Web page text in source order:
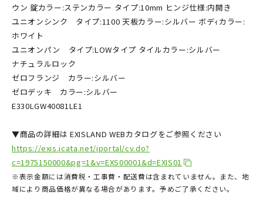
ウン 錠カラー:ステンカラー タイプ:10mm ヒンジ仕様:内開き
ユニオンシンク タイプ:1100 天板カラー:シルバー ボデｨカラー:
ホワイト
ユニオンパン タイプ:LOWタイプ タイルカラー:シルバー
ナチュラルロック
ゼロフランジ カラー:シルバー
ゼロデッキ カラー:シルバー
E330LGW40081LE1
▼商品の詳細は EXISLAND WEBカタログをご参照ください
https://exis.icata.net/iportal/cv.do?
c=1975150000&pg=1&v=EXS00001&d=EXIS01
※表示金額には消費税・工事費・配送費は含まれていません。また、地
域により商品価格が異なる場合があります。予めご了承ください。